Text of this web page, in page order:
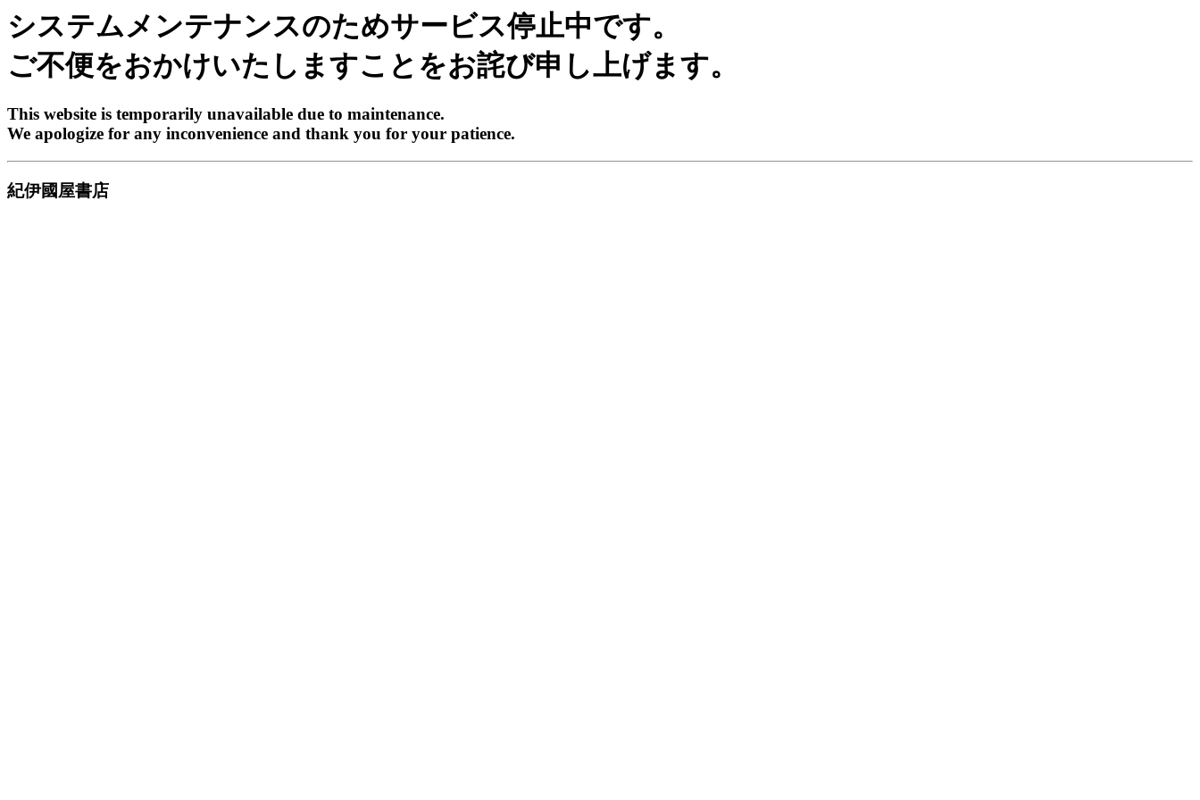
システムメンテナンスのためサービス停止中です。
ご不便をおかけいたしますことをお詫び申し上げます。
This website is temporarily unavailable due to maintenance.
We apologize for any inconvenience and thank you for your patience.
紀伊國屋書店